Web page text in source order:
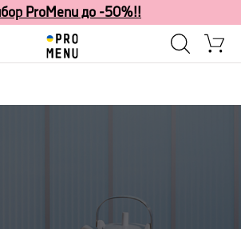
ProMenu до -50%!!